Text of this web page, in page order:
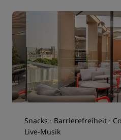
Snacks · Barrierefreiheit ·
Live-Musik